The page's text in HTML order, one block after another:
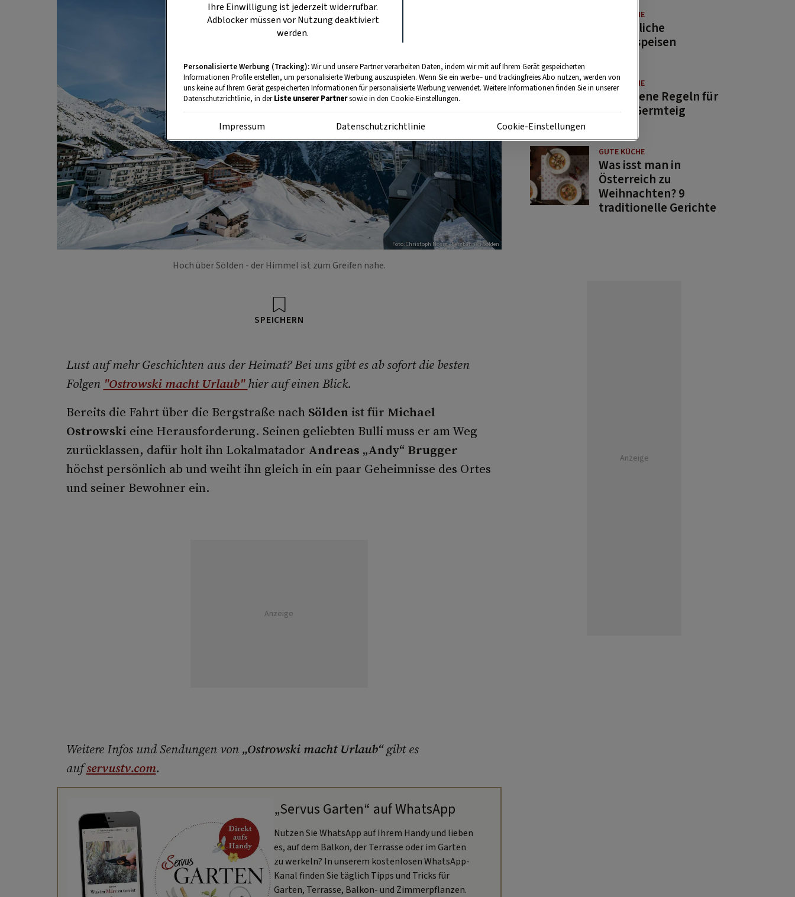
Foto: Christoph Nösig - Bergbahnen Sölden
Hoch über Sölden - der Himmel ist zum Greifen nahe.
SPEICHERN
Lust auf mehr Geschichten aus der Heimat? Bei uns gibt es ab sofort die besten
Folgen "Ostrowski macht Urlaub"hier auf einen Blick.
Bereits die Fahrt über die Bergstraße nach Söldenist für Michael
Ostrowski eine Herausforderung. Seinen geliebten Bulli muss er am Weg
zurücklassen, dafür holt ihn Lokalmatador Andreas „Andy“ Brugger
höchst persönlich ab und weiht ihn gleich in ein paar Geheimnisse des Ortes
und seiner Bewohner ein.
Anzeige
Weitere Infos und Sendungen von „Ostrowski macht Urlaub“gibt es
aufservustv.com.
„Servus Garten“ auf WhatsApp
Nutzen Sie WhatsApp auf Ihrem Handy und lieben
es, auf dem Balkon, der Terrasse oder im Garten
zu werkeln? In unserem kostenlosen WhatsApp-
Kanal finden Sie täglich Tipps und Tricks für
Garten, Terrasse, Balkon- und Zimmerpflanzen.
GUTE KÜCHE
11 köstliche
Fastenspeisen
GUTE KÜCHE
10 goldene Regeln für
guten Germteig
GUTE KÜCHE
Was isst man in
Österreich zu
Weihnachten? 9
traditionelle Gerichte
Anzeige
Ihre Einwilligung ist jederzeit widerrufbar.
Adblocker müssen vor Nutzung deaktiviert
werden.
Personalisierte Werbung (Tracking):Wir und unsere Partner verarbeiten Daten, indem wir mit auf Ihrem Gerät gespeicherten
Informationen Profile erstellen, um personalisierte Werbung auszuspielen. Wenn Sie ein werbe– und trackingfreies Abo nutzen, werden von
uns keine auf Ihrem Gerät gespeicherten Informationen für personalisierte Werbung verwendet. Weitere Informationen finden Sie in unserer
Datenschutzrichtlinie, in derListe unserer Partnersowie in den Cookie-Einstellungen.
Impressum Datenschutzrichtlinie Cookie-Einstellungen